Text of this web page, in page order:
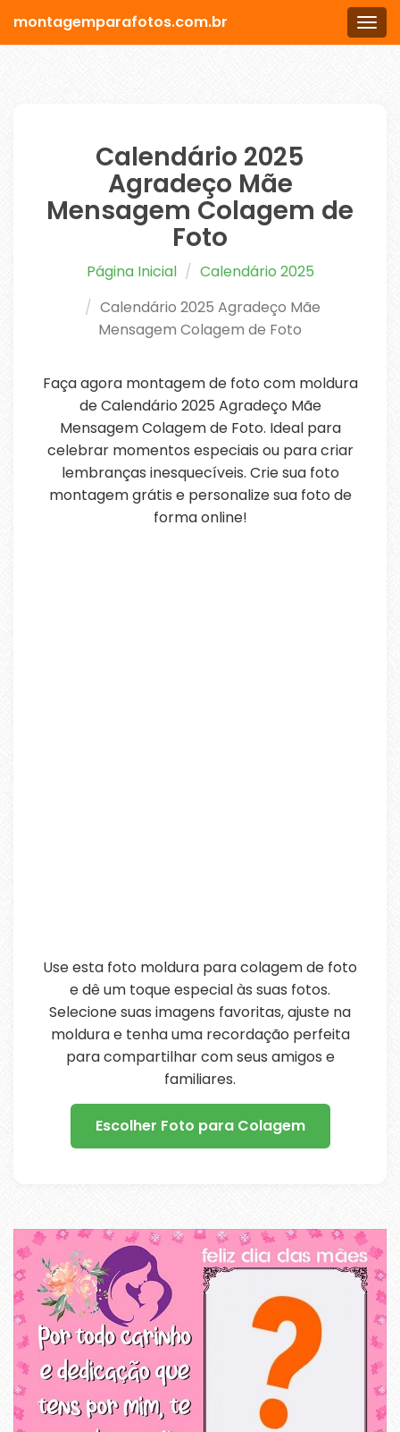
Menu
montagemparafotos.com.br
Calendário 2025
Agradeço Mãe
Mensagem Colagem de
Foto
Página Inicial
Calendário 2025
Calendário 2025 Agradeço Mãe
Mensagem Colagem de Foto
Faça agora montagem de foto com moldura
de Calendário 2025 Agradeço Mãe
Mensagem Colagem de Foto. Ideal para
celebrar momentos especiais ou para criar
lembranças inesquecíveis. Crie sua foto
montagem grátis e personalize sua foto de
forma online!
Use esta foto moldura para colagem de foto
e dê um toque especial às suas fotos.
Selecione suas imagens favoritas, ajuste na
moldura e tenha uma recordação perfeita
para compartilhar com seus amigos e
familiares.
Escolher Foto para Colagem